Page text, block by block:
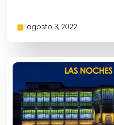
agosto 3, 2022